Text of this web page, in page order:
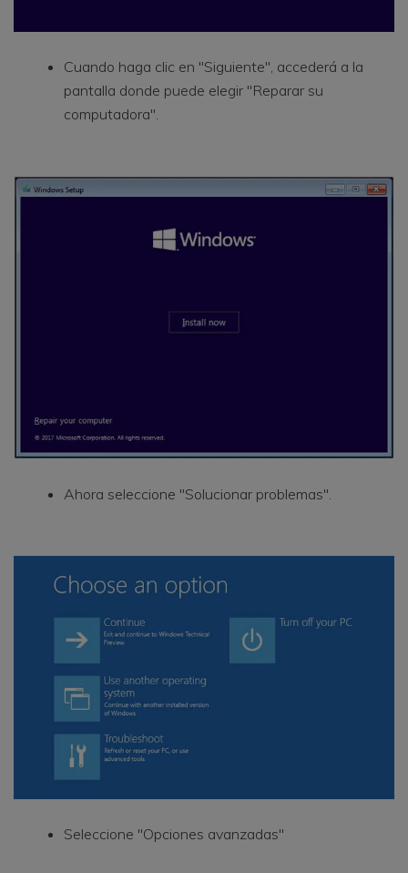
Cuando haga clic en "Siguiente", accederá a la
pantalla donde puede elegir "Reparar su
computadora".
Ahora seleccione "Solucionar problemas".
Seleccione "Opciones avanzadas"